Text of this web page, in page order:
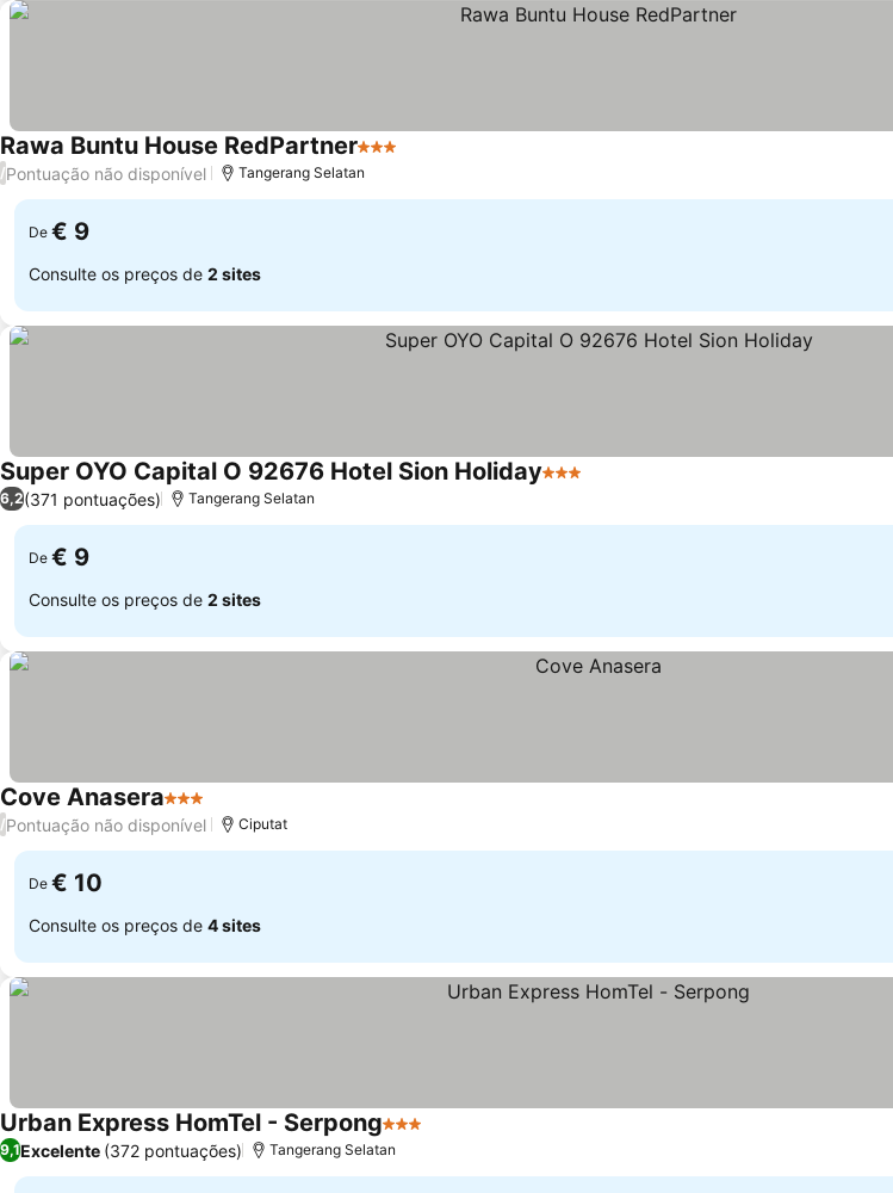
Rawa Buntu House RedPartner3 Estrelas
/Pontuação não disponível Tangerang Selatan
De € 9
Consulte os preços de 2 sites
Super OYO Capital O 92676 Hotel Sion Holiday3 Estrelas
6,2(371 pontuações) Tangerang Selatan
De € 9
Consulte os preços de 2 sites
Cove Anasera3 Estrelas
/Pontuação não disponível Ciputat
De € 10
Consulte os preços de 4 sites
Urban Express HomTel - Serpong3 Estrelas
9,1Excelente (372 pontuações) Tangerang Selatan